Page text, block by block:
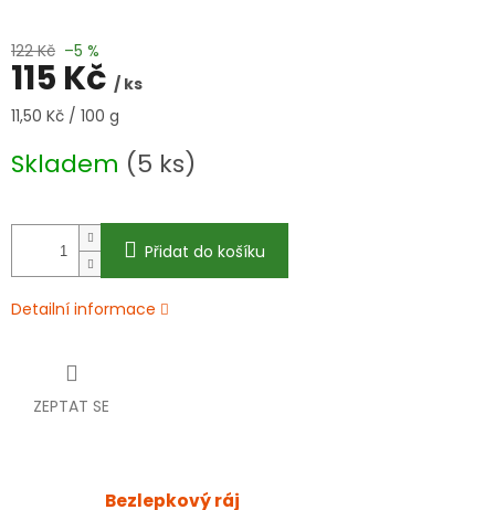
122 Kč –5 %
115 Kč / ks
Měrná
11,50 Kč / 100 g
Skladem (5 ks)
Přidat do košíku
Detailní informace
ZEPTAT SE
Bezlepkový ráj